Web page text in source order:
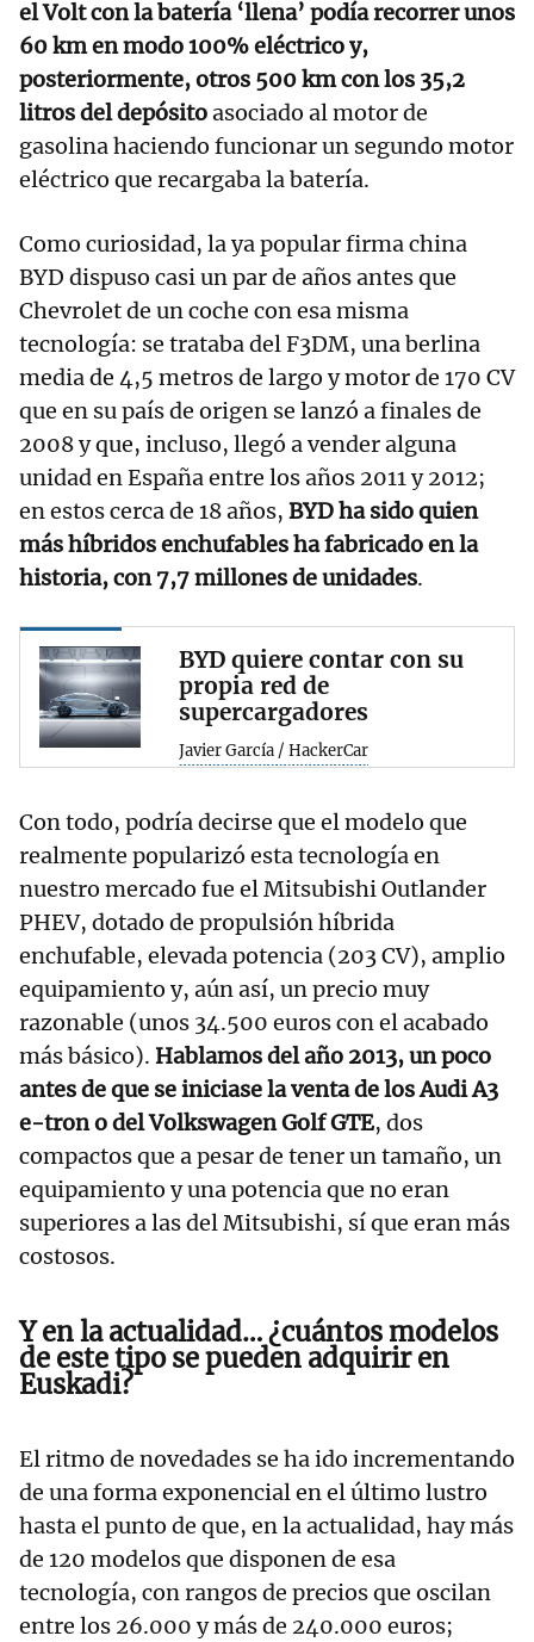
el Volt con la batería ‘llena’ podía recorrer unos
60 km en modo 100% eléctrico y,
posteriormente, otros 500 km con los 35,2
litros del depósitoasociado al motor de
gasolina haciendo funcionar un segundo motor
eléctrico que recargaba la batería.
Como curiosidad, la ya popular firma china
BYD dispuso casi un par de años antes que
Chevrolet de un coche con esa misma
tecnología: se trataba del F3DM, una berlina
media de 4,5 metros de largo y motor de 170 CV
que en su país de origen se lanzó a finales de
2008 y que, incluso, llegó a vender alguna
unidad en España entre los años 2011 y 2012;
en estos cerca de 18 años, BYD ha sido quien
más híbridos enchufables ha fabricado en la
historia, con 7,7 millones de unidades.
BYD quiere contar con su
propia red de
supercargadores
Javier García / HackerCar
Con todo, podría decirse que el modelo que
realmente popularizó esta tecnología en
nuestro mercado fue el Mitsubishi Outlander
PHEV, dotado de propulsión híbrida
enchufable, elevada potencia (203 CV), amplio
equipamiento y, aún así, un precio muy
razonable (unos 34.500 euros con el acabado
más básico). Hablamos del año 2013, un poco
antes de que se iniciase la venta de los Audi A3
e-tron o del Volkswagen Golf GTE, dos
compactos que a pesar de tener un tamaño, un
equipamiento y una potencia que no eran
superiores a las del Mitsubishi, sí que eran más
costosos.
Y en la actualidad… ¿cuántos modelos
de este tipo se pueden adquirir en
Euskadi?
El ritmo de novedades se ha ido incrementando
de una forma exponencial en el último lustro
hasta el punto de que, en la actualidad, hay más
de 120 modelos que disponen de esa
tecnología, con rangos de precios que oscilan
entre los 26.000 y más de 240.000 euros;